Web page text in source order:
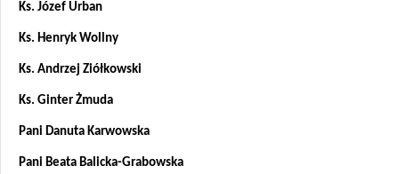
Ks. Józef Urban
Ks. Henryk Wollny
Ks. Andrzej Ziółkowski
Ks. Ginter Żmuda
Pani Danuta Karwowska
Pani Beata Balicka-Grabowska